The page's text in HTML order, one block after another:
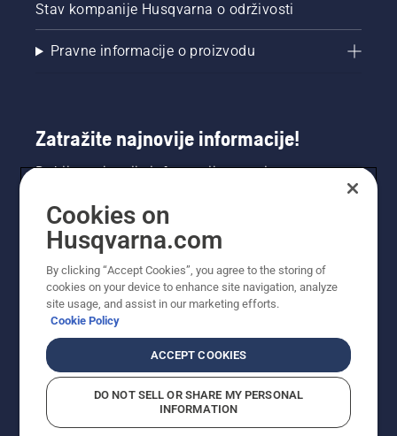
Stav kompanije Husqvarna o održivosti
Pravne informacije o proizvodu
Zatražite najnovije informacije!
Dobijte najnovije informacije o novim
toga. Ovdje se registrirajte za naš bilten.
Cookies on
Husqvarna.com
By clicking “Accept Cookies”, you agree to the storing of
cookies on your device to enhance site navigation, analyze
site usage, and assist in our marketing efforts.
Cookie Policy
ACCEPT COOKIES
DO NOT SELL OR SHARE MY PERSONAL
INFORMATION